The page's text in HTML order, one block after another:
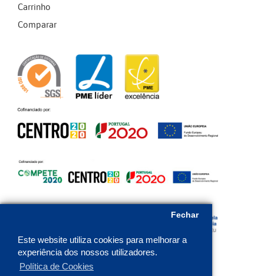
Este website utiliza cookies para melhorar a
experiência dos nossos utilizadores.
Política de Cookies
Fechar
Carrinho
Comparar